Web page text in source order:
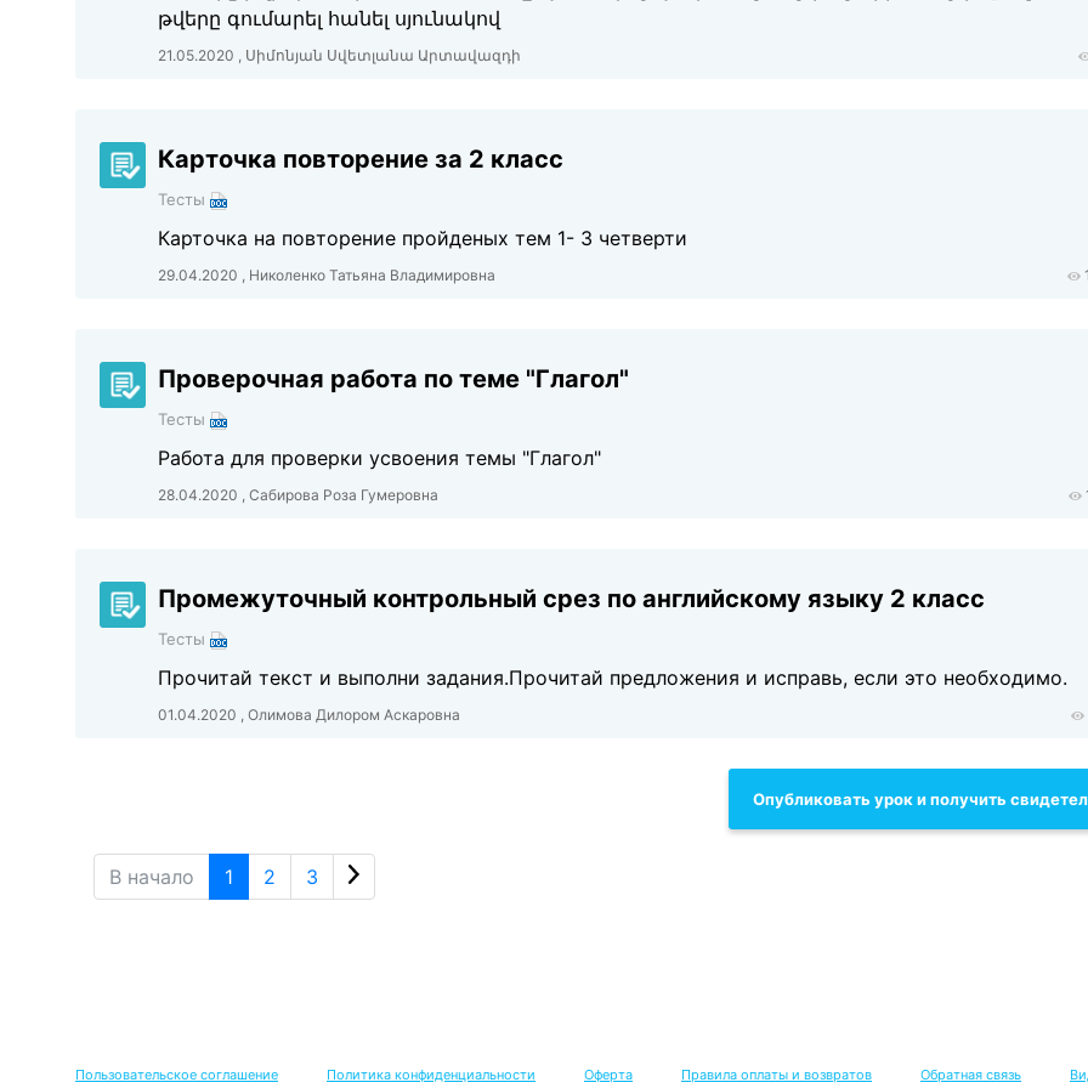
թվերը գումարել հանել սյունակով
21.05.2020 , Սիմոնյան Սվետլանա Արտավազդի
Карточка повторение за 2 класс
Тесты
Карточка на повторение пройденых тем 1- 3 четверти
29.04.2020 , Николенко Татьяна Владимировна
Проверочная работа по теме "Глагол"
Тесты
Работа для проверки усвоения темы "Глагол"
28.04.2020 , Сабирова Роза Гумеровна
Промежуточный контрольный срез по английскому языку 2 класс
Тесты
Прочитай текст и выполни задания.Прочитай предложения и исправь, если это необходимо.
01.04.2020 , Олимова Дилором Аскаровна
Опубликовать урок и получить
В начало 1 2 3
Пользовательское соглашение Политика конфиденциальности Оферта Правила оплаты и возвратов Обратная связь